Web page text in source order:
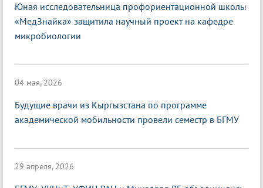
Юная исследовательница профориентационной школы
«МедЗнайка» защитила научный проект на кафедре
микробиологии
04 мая, 2026
Будущие врачи из Кыргызстана по программе
академической мобильности провели семестр в БГМУ
29 апреля, 2026